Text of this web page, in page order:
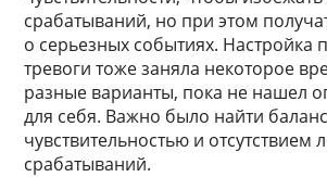
срабатываний, но при этом
о серьезных событиях. Настройка
тревоги тоже заняла некоторое
разные варианты, пока не нашел
для себя. Важно было найти
чувствительностью и отсутствием
срабатываний.